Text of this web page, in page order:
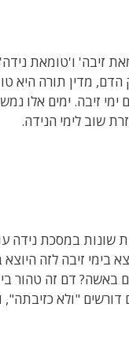
זיבה' ו'טומאת
הדם, מדין תורה היא
זיבה. ימים אלו
שוב לימי הנידה.
שונות במסכת נידה
בימי זיבה לזה
דם זה טהור
"ולא